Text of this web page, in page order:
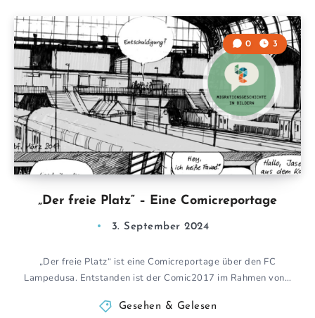
„Der freie Platz“ – Eine Comicreportage
0 3
3. September 2024
„Der freie Platz“ ist eine Comicreportage über den FC
Lampedusa. Entstanden ist der Comic2017 im Rahmen von…
Gesehen & Gelesen